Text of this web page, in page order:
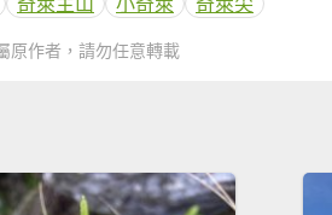
原作者，請勿任意轉載